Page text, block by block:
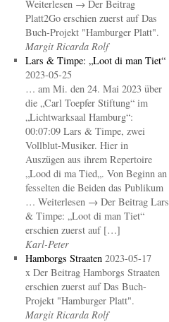
Weiterlesen → Der Beitrag
Platt2Go erschien zuerst auf Das
Buch-Projekt "Hamburger Platt".
Margit Ricarda Rolf
Lars & Timpe: „Loot di man Tiet“
2023-05-25
… am Mi. den 24. Mai 2023 über
die „Carl Toepfer Stiftung“ im
„Lichtwarksaal Hamburg“:
00:07:09 Lars & Timpe, zwei
Vollblut-Musiker. Hier in
Auszügen aus ihrem Repertoire
„Lood di ma Tied„. Von Beginn an
fesselten die Beiden das Publikum
… Weiterlesen → Der Beitrag Lars
& Timpe: „Loot di man Tiet“
erschien zuerst auf […]
Karl-Peter
Hamborgs Straaten 2023-05-17
x Der Beitrag Hamborgs Straaten
erschien zuerst auf Das Buch-
Projekt "Hamburger Platt".
Margit Ricarda Rolf